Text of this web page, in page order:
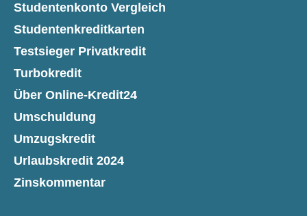
Studentenkonto Vergleich
Studentenkreditkarten
Testsieger Privatkredit
Turbokredit
Über Online-Kredit24
Umschuldung
Umzugskredit
Urlaubskredit 2024
Zinskommentar